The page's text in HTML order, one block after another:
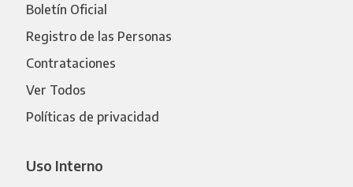
Boletín Oficial
Registro de las Personas
Contrataciones
Ver Todos
Políticas de privacidad
Uso Interno